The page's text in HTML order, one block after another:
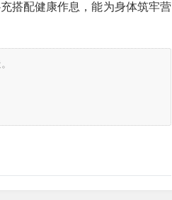
搭配健康作息，能为身体筑牢营